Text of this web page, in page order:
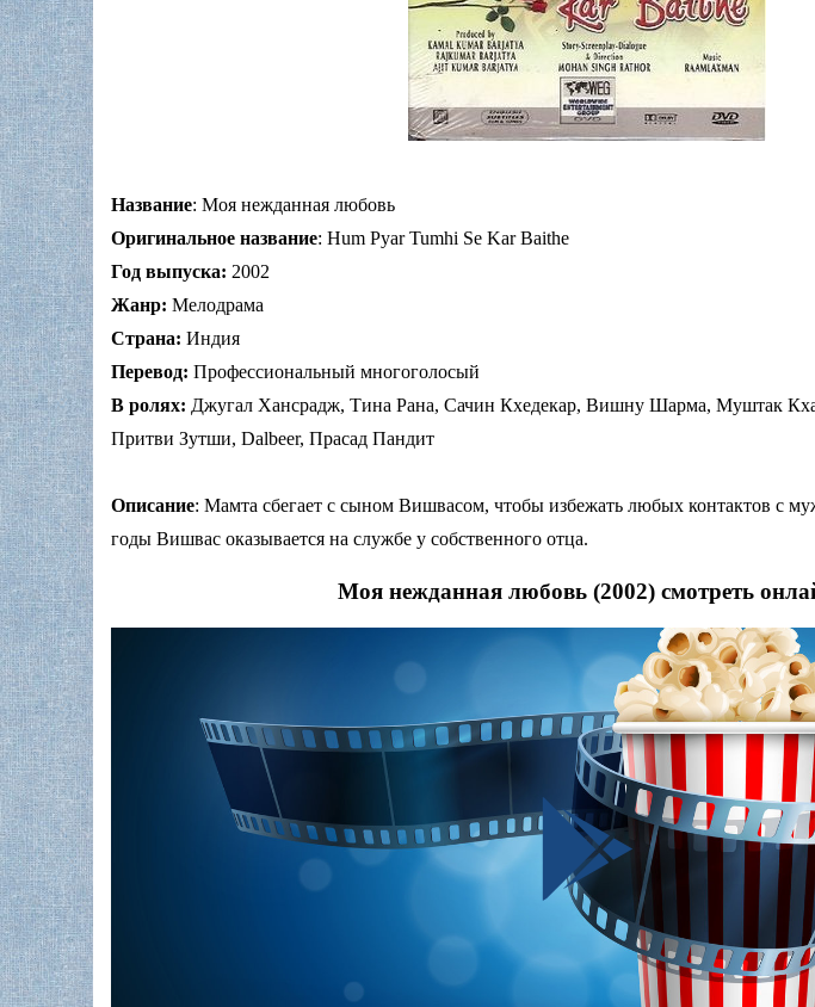
Название: Моя нежданная любовь
Оригинальное название: Hum Pyar Tumhi Se Kar Baithe
Год выпуска: 2002
Жанр: Мелодрама
Страна: Индия
Перевод: Профессиональный многоголосый
В ролях: Джугал Хансрадж, Тина Рана, Сачин Кхедекар, Вишну Шарма, Муштак
Притви Зутши, Dalbeer, Прасад Пандит
Описание: Мамта сбегает с сыном Вишвасом, чтобы избежать любых контактов с
годы Вишвас оказывается на службе у собственного отца.
Моя нежданная любовь (2002) смотреть